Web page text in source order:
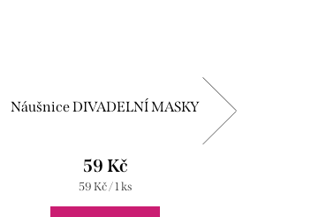
Náušnice DIVADELNÍ MASKY
59 Kč
Měrná
59 Kč / 1 ks